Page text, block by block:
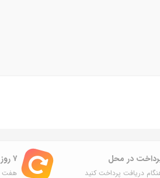
در محل
دریافت پرداخت کنید
۷ روز ضمانت بازگشت
هفت